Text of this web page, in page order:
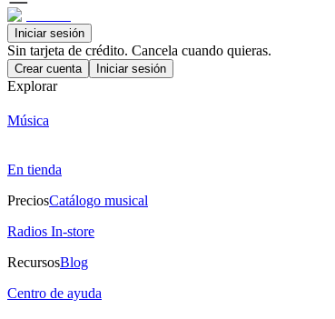
Iniciar sesión
Sin tarjeta de crédito. Cancela cuando quieras.
Crear cuenta Iniciar sesión
Explorar
Música
En tienda
PreciosCatálogo musical
Radios In-store
RecursosBlog
Centro de ayuda